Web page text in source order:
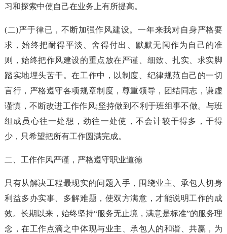
习和探索中使自己在业务上有所提高。
(二)严于律已，不断加强作风建设。一年来我对自身严格要
求，始终把耐得平淡、舍得付出、默默无闻作为自己的准
则，始终把作风建设的重点放在严谨、细致、扎实、求实脚
踏实地埋头苦干。在工作中，以制度、纪律规范自己的一切
言行，严格遵守各项规章制度，尊重领导，团结同志，谦虚
谨慎，不断改进工作作风;坚持做到不利于班组事不做。与班
组成员心往一处想，劲往一处使，不会计较干得多，干得
少，只希望把所有工作圆满完成。
二、工作作风严谨，严格遵守职业道德
只有从解决工程最现实的问题入手，围绕业主、承包人切身
利益多办实事、多解难题，使双方满意，才能说明工作的成
效。长期以来，始终坚持“服务无止境，满意是标准”的服务理
念，在工作点滴之中体现与业主、承包人的和谐、共赢，为